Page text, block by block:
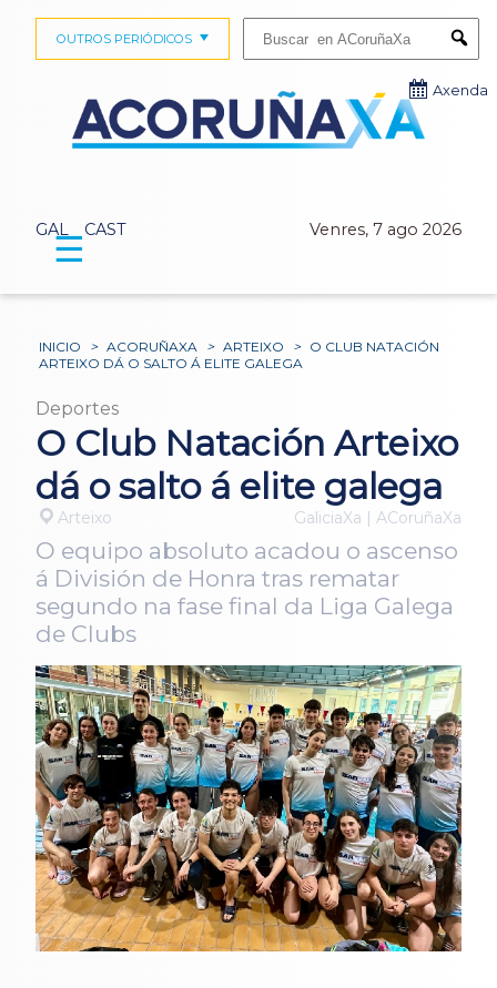
GAL CAST Venres, 7 ago 2026
OUTROS PERIÓDICOS
Axenda
☰
INICIO > ACORUÑAXA > ARTEIXO > O CLUB NATACIÓN
ARTEIXO DÁ O SALTO Á ELITE GALEGA
Deportes
O Club Natación Arteixo
dá o salto á elite galega
Arteixo GaliciaXa | ACoruñaXa
O equipo absoluto acadou o ascenso
á División de Honra tras rematar
segundo na fase final da Liga Galega
de Clubs